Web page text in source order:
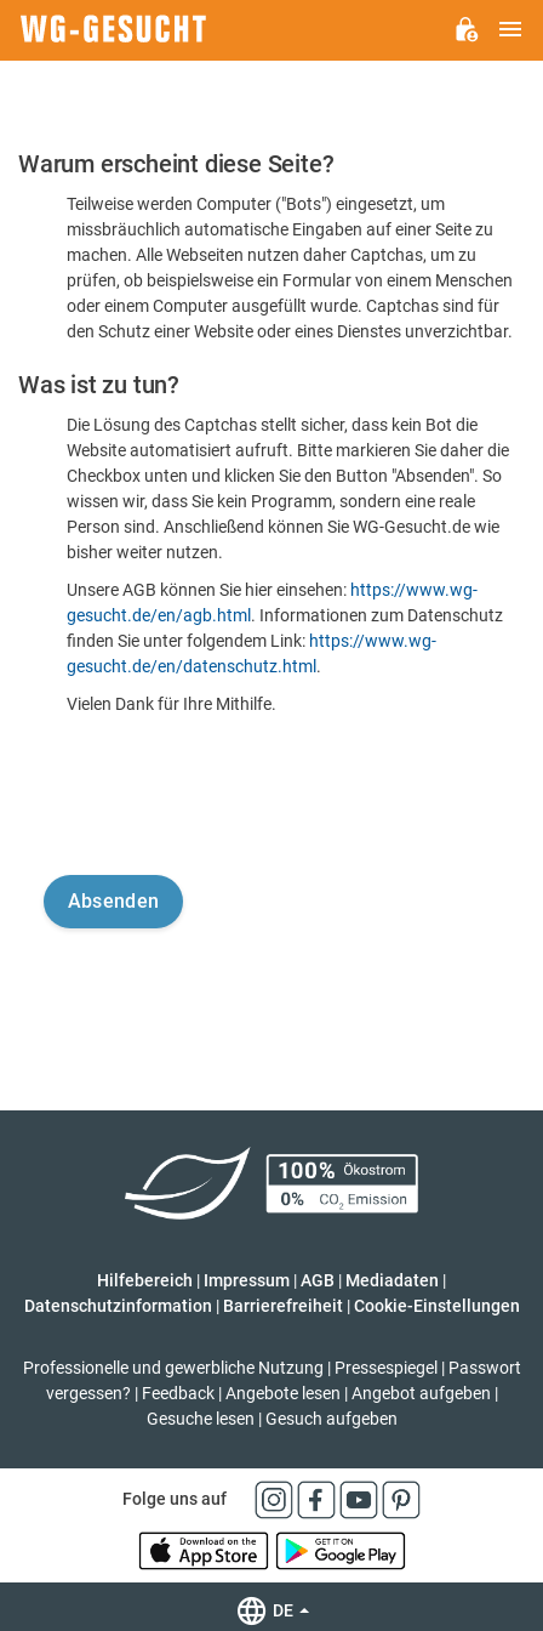
Bitte
dass
sind
Warum erscheint diese Seite?
Teilweise werden Computer ("Bots") eingesetzt, um
missbräuchlich automatische Eingaben auf einer Seite zu
machen. Alle Webseiten nutzen daher Captchas, um zu
prüfen, ob beispielsweise ein Formular von einem Menschen
oder einem Computer ausgefüllt wurde. Captchas sind für
den Schutz einer Website oder eines Dienstes unverzichtbar.
Was ist zu tun?
Die Lösung des Captchas stellt sicher, dass kein Bot die
Website automatisiert aufruft. Bitte markieren Sie daher die
Checkbox unten und klicken Sie den Button "Absenden". So
wissen wir, dass Sie kein Programm, sondern eine reale
Person sind. Anschließend können Sie WG-Gesucht.de wie
bisher weiter nutzen.
Unsere AGB können Sie hier einsehen: https://www.wg-
gesucht.de/en/agb.html . Informationen zum Datenschutz
finden Sie unter folgendem Link: https://www.wg-
gesucht.de/en/datenschutz.html .
Vielen Dank für Ihre Mithilfe.
Hilfebereich | Impressum |AGB | Mediadaten |
Datenschutzinformation | Barrierefreiheit | Cookie-Einstellungen
Professionelle und gewerbliche Nutzung | Pressespiegel | Passwort
vergessen? | Feedback | Angebote lesen | Angebot aufgeben |
Gesuche lesen | Gesuch aufgeben
Folge uns auf
DE